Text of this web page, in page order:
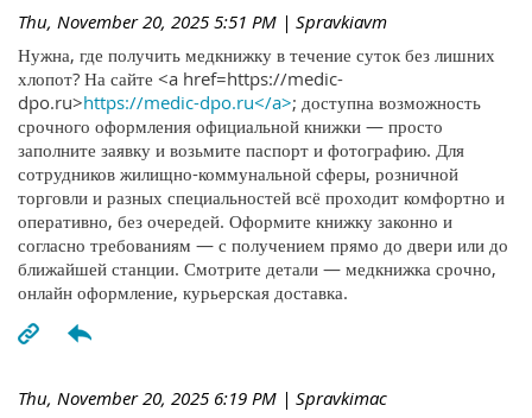
Thu, November 20, 2025 5:51 PM | Spravkiavm
Нужна, где получить медкнижку в течение суток без лишних
хлопот? На сайте <a href=https://medic-
dpo.ru>https://medic-dpo.ru</a>; доступна возможность
срочного оформления официальной книжки — просто
заполните заявку и возьмите паспорт и фотографию. Для
сотрудников жилищно-коммунальной сферы, розничной
торговли и разных специальностей всё проходит комфортно и
оперативно, без очередей. Оформите книжку законно и
согласно требованиям — с получением прямо до двери или до
ближайшей станции. Смотрите детали — медкнижка срочно,
онлайн оформление, курьерская доставка.
Thu, November 20, 2025 6:19 PM | Spravkimac